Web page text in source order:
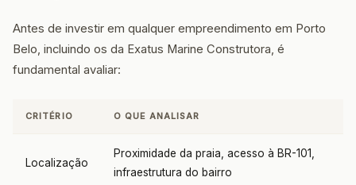
Antes de investir em qualquer empreendimento em Porto
Belo, incluindo os da Exatus Marine Construtora, é
fundamental avaliar:
CRITÉRIO O QUE ANALISAR
Localização
Proximidade da praia, acesso à BR-101,
infraestrutura do bairro